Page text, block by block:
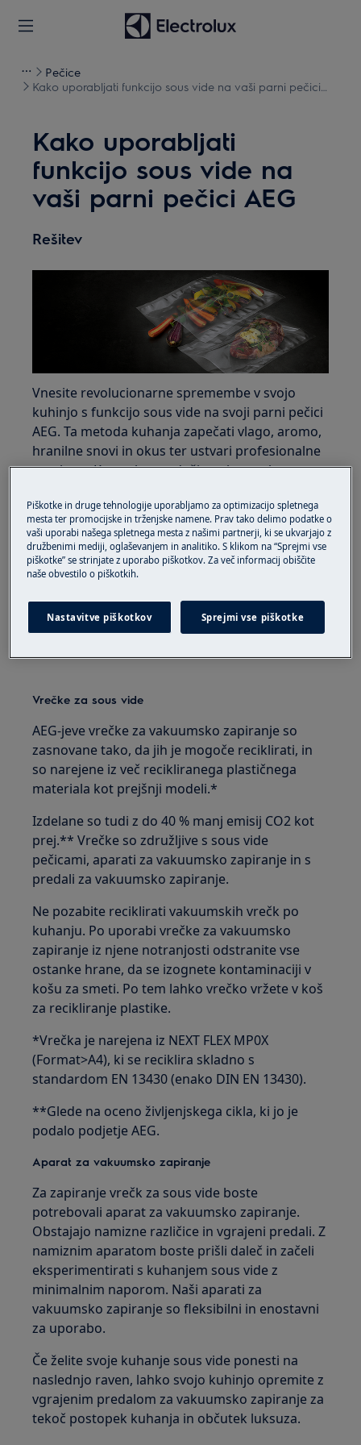
Pečice
Kako uporabljati funkcijo sous vide na vaši parni pečici
Kako uporabljati
funkcijo sous vide na
vaši parni pečici AEG
Rešitev
Vnesite revolucionarne spremembe v svojo
kuhinjo s funkcijo sous vide na svoji parni pečici
AEG. Ta metoda kuhanja zapečati vlago, aromo,
hranilne snovi in okus ter ustvari profesionalne
rezultate. Ker se hrana duši v vakuumsko
okuse vsega, kar pripravljate, in praktično izniči
tveganje za razkuhanje. To funkcijo boste našli
na modelih pečic AEG SteamPro.
Kaj boste potrebovali
Poleg svoje pečice ProSteam boste potrebovali
vrečke za sous vide in aparat za vakuumsko
Vrečke za sous vide
AEG-jeve vrečke za vakuumsko zapiranje so
zasnovane tako, da jih je mogoče reciklirati, in
so narejene iz več recikliranega plastičnega
materiala kot prejšnji modeli.*
Izdelane so tudi z do 40 % manj emisij CO2 kot
prej.** Vrečke so združljive s sous vide
pečicami, aparati za vakuumsko zapiranje in s
predali za vakuumsko zapiranje.
Ne pozabite reciklirati vakuumskih vrečk po
kuhanju. Po uporabi vrečke za vakuumsko
zapiranje iz njene notranjosti odstranite vse
ostanke hrane, da se izognete kontaminaciji v
košu za smeti. Po tem lahko vrečko vržete v koš
za recikliranje plastike.
*Vrečka je narejena iz NEXT FLEX MP0X
(Format>A4), ki se reciklira skladno s
standardom EN 13430 (enako DIN EN 13430).
**Glede na oceno življenjskega cikla, ki jo je
podalo podjetje AEG.
Aparat za vakuumsko zapiranje
Za zapiranje vrečk za sous vide boste
potrebovali aparat za vakuumsko zapiranje.
Obstajajo namizne različice in vgrajeni predali. Z
namiznim aparatom boste prišli daleč in začeli
eksperimentirati s kuhanjem sous vide z
minimalnim naporom. Naši aparati za
vakuumsko zapiranje so fleksibilni in enostavni
za uporabo.
Če želite svoje kuhanje sous vide ponesti na
naslednjo raven, lahko svojo kuhinjo opremite z
vgrajenim predalom za vakuumsko zapiranje za
tekoč postopek kuhanja in občutek luksuza.
Piškotke in druge tehnologije uporabljamo za optimizacijo spletnega
mesta ter promocijske in trženjske namene. Prav tako delimo podatke o
vaši uporabi našega spletnega mesta z našimi partnerji, ki se ukvarjajo z
družbenimi mediji, oglaševanjem in analitiko. S klikom na “Sprejmi vse
piškotke” se strinjate z uporabo piškotkov. Za več informacij obiščite
naše obvestilo o piškotkih.
Nastavitve piškotkov Sprejmi vse piškotke